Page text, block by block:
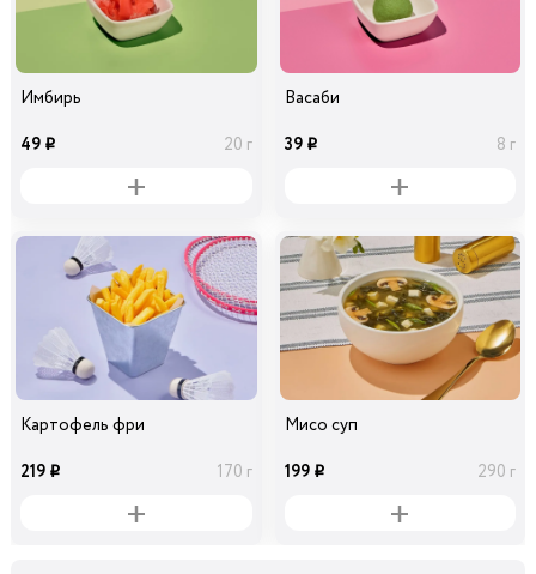
Имбирь
49 i 20 г
Васаби
39 i 8 г
Картофель фри
219 i 170 г
Мисо суп
199 i 290 г